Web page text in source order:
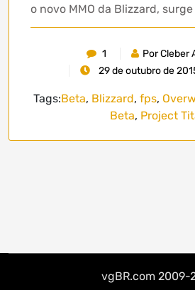
o novo MMO da Blizzard,
1
Por Cleber
29 de outubro de
Tags:Beta, Blizzard, fps,
Beta, Project
vgBR.com 2009-